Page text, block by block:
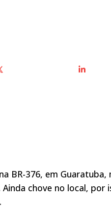
BR-376, em Guaratuba,
chove no local, por